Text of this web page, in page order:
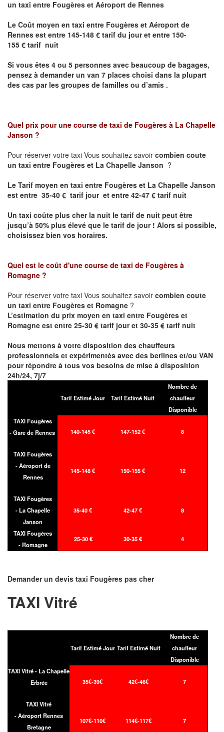
un taxi entre Fougères et Aéroport de Rennes
Le Coût moyen en taxi entre Fougères et Aéroport de
Rennes est entre 145-148 € tarif du jour et entre 150-
155 € tarif nuit
Si vous êtes 4 ou 5 personnes avec beaucoup de bagages,
pensez à demander un van 7 places choisi dans la plupart
des cas par les groupes de familles ou d’amis .
Quel prix pour une course de taxi de Fougères à La Chapelle
Janson ?
Pour réserver votre taxi Vous souhaitez savoir combien coute
un taxi entre Fougères et La Chapelle Janson ?
Le Tarif moyen en taxi entre Fougères et La Chapelle Janson
est entre 35-40 € tarif jour et entre 42-47 € tarif nuit
Un taxi coûte plus cher la nuit le tarif de nuit peut être
jusqu’à 50% plus élevé que le tarif de jour ! Alors si possible,
choisissez bien vos horaires.
Quel est le coût d'une course de taxi de Fougères à
Romagne ?
Pour réserver votre taxi Vous souhaitez savoir combien coute
un taxi entre Fougères et Romagne ?
L’estimation du prix moyen en taxi entre Fougères et
Romagne est entre 25-30 € tarif jour et 30-35 € tarif nuit
Nous mettons à votre disposition des chauffeurs
professionnels et expérimentés avec des berlines et/ou VAN
pour répondre à tous vos besoins de mise à disposition
24h/24, 7j/7
Tarif Estimé Jour Tarif Estimé Nuit
Nombre de
chauffeur
Disponible
TAXI Fougères
- Gare de Rennes
140-145 € 147-152 € 8
TAXI Fougères
- Aéroport de
Rennes
145-148 € 150-155 € 12
TAXI Fougères
- La Chapelle
Janson
35-40 € 42-47 € 8
TAXI Fougères
- Romagne
25-30 € 30-35 € 4
Demander un devis taxi Fougères pas cher
TAXI Vitré
Tarif Estimé Jour Tarif Estimé Nuit
Nombre de
chauffeur
Disponible
TAXI Vitré - La Chapelle
Erbrée
35€-39€ 42€-46€ 7
TAXI Vitré
- Aéroport Rennes
Bretagne
107€-110€ 114€-117€ 7